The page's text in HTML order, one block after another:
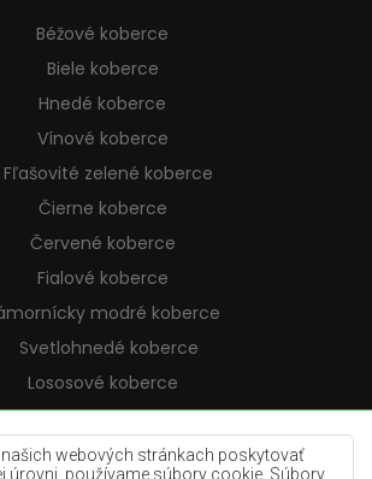
webových stránkach poskytovať
úrovni, používame súbory cookie. Súbory
Béžové koberce
Biele koberce
Hnedé koberce
Vínové koberce
Fľašovité zelené koberce
Čierne koberce
Červené koberce
Fialové koberce
modré koberce
Svetlohnedé koberce
Lososové koberce
Krémové koberce
Lilac koberce